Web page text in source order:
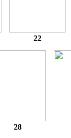
22
28